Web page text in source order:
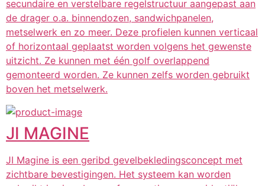
secundaire en verstelbare regelstructuur aangepast aan
de drager o.a. binnendozen, sandwichpanelen,
metselwerk en zo meer. Deze profielen kunnen verticaal
of horizontaal geplaatst worden volgens het gewenste
uitzicht. Ze kunnen met één golf overlappend
gemonteerd worden. Ze kunnen zelfs worden gebruikt
boven het metselwerk.
JI MAGINE
JI Magine is een geribd gevelbekledingsconcept met
zichtbare bevestigingen. Het systeem kan worden